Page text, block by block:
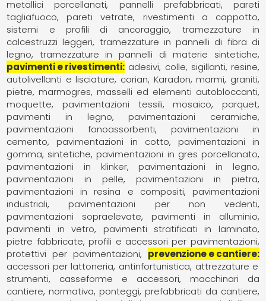
metallici porcellanati
pannelli prefabbricati
pareti
tagliafuoco
pareti vetrate
rivestimenti a cappotto
sistemi e profili di ancoraggio
tramezzature in
calcestruzzi leggeri tramezzature in pannelli di fibra di
legno
tramezzature in pannelli di materie sintetiche
pavimenti e rivestimenti adesivi, colle, sigillanti, resine
autolivellanti e lisciature corian Karadon marmi, graniti,
pietre marmogres masselli ed elementi autobloccanti
moquette, pavimentazioni tessili
mosaico
parquet,
pavimenti in legno
pavimentazioni ceramiche
pavimentazioni fonoassorbenti
pavimentazioni in
cemento
pavimentazioni in cotto
pavimentazioni in
gomma, sintetiche pavimentazioni in gres porcellanato
pavimentazioni in klinker
pavimentazioni in legno
pavimentazioni in pelle
pavimentazioni in pietra
pavimentazioni in resina e compositi
pavimentazioni
industriali
pavimentazioni per non vedenti
pavimentazioni sopraelevate
pavimenti in alluminio
pavimenti in vetro
pavimenti stratificati in laminato
pietre fabbricate profili e accessori per pavimentazioni
protettivi per pavimentazioni
prevenzione e cantiere
accessori per lattoneria antinfortunistica attrezzature e
strumenti
casseforme e accessori
macchinari da
cantiere normativa ponteggi prefabbricati da cantiere